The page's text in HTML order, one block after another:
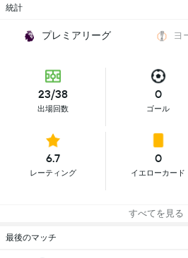
統計
プレミアリーグ ヨ
23/38
出場回数
0
ゴール
6.7
レーティング
0
イエローカード
すべてを見る
最後のマッチ